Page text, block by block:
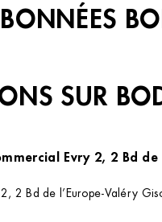
SUR
Evry 2, 2 Bd
Bd de l’Europe-Valéry